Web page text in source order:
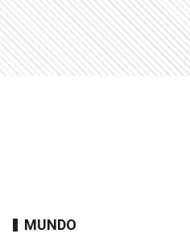
MUNDO